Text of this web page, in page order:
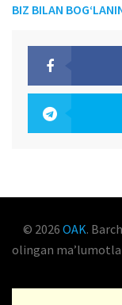
BIZ BILAN
© 2026 OAK.
olingan